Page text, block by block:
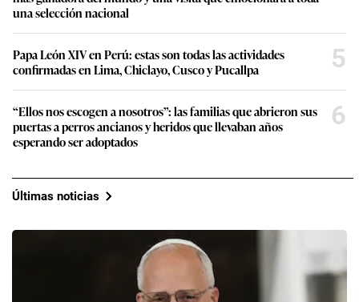
una selección nacional
Papa León XIV en Perú: estas son todas las actividades
confirmadas en Lima, Chiclayo, Cusco y Pucallpa
5
“Ellos nos escogen a nosotros”: las familias que abrieron sus
puertas a perros ancianos y heridos que llevaban años
esperando ser adoptados
6
Últimas noticias